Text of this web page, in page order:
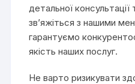
детальної консультації
зв’яжіться з нашими
гарантуємо
якість наших послуг.
Не варто ризикувати